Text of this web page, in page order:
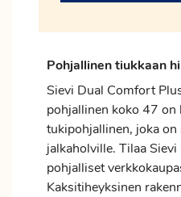
Pohjallinen tiukkaan
Sievi Dual Comfort
pohjallinen koko 47 on
tukipohjallinen, joka
jalkaholville. Tilaa
pohjalliset
Kaksitiheyksinen